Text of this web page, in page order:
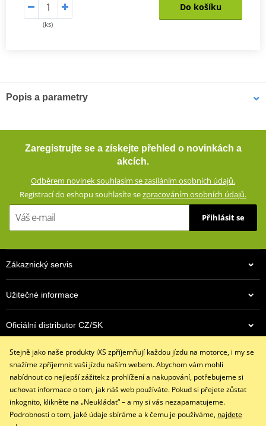
(ks)
Do košíku
Popis a parametry
Přiléhavý střih s předtvarovanými nohavicemi
Vysoce kvalitní matná hovězí kůže
Všité kapsy pro chrániče v oblasti kolen
Vyjímatelné chrániče Level 2 na kyčlích a kolenou
Zdvojená kůže v oblastech náchylných při pádu
Perforované panely na stehnech
Velké Kevlar® strečové panely na stehnech, zadní straně kolen
Strečový pas a zapínání na suchý zip
Spojovací zip YKK® 8VS
Přední zip YKK® 8VS
Kompatibilní s: BUNDA GS-1 ZG73001
PDF size chart GMS
PDF GMS SIZE
Zaregistrujte se a získejte přehled o novinkách a
akcích.
Odběrem novinek souhlasím se zasíláním osobních údajů.
Registrací do eshopu souhlasíte sezpracováním osobních údajů.
Přihlásit se
Zákaznický servis
Užitečné informace
Oficiální distributor CZ/SK
Kontaktujte nás
info@ixs-motopoint.cz
Po - Pá (8:00 - 16:30)
Stejně jako naše produkty iXS zpříjemňují každou jízdu na motorce, i my se
snažíme zpříjemnit vaši jízdu naším webem. Abychom vám mohli
nabídnout co nejlepší zážitek z prohlížení a nakupování, potřebujeme si
uchovat informace o tom, jak náš web používáte. Pokud si přejete zůstat
inkognito, klikněte na „Neukládat“ – a my si vás nezapamatujeme.
Podrobnosti o tom, jaké údaje sbíráme a k čemu je používáme, najdete